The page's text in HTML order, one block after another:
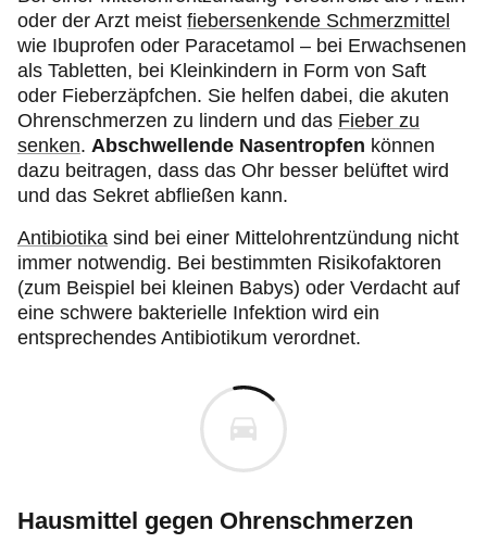
oder der Arzt meist fiebersenkende Schmerzmittel
wie Ibuprofen oder Paracetamol – bei Erwachsenen
als Tabletten, bei Kleinkindern in Form von Saft
oder Fieberzäpfchen. Sie helfen dabei, die akuten
Ohrenschmerzen zu lindern und das Fieber zu
senken. Abschwellende Nasentropfen können
dazu beitragen, dass das Ohr besser belüftet wird
und das Sekret abfließen kann.
Antibiotika sind bei einer Mittelohrentzündung nicht
immer notwendig. Bei bestimmten Risikofaktoren
(zum Beispiel bei kleinen Babys) oder Verdacht auf
eine schwere bakterielle Infektion wird ein
entsprechendes Antibiotikum verordnet.
Hausmittel gegen Ohrenschmerzen